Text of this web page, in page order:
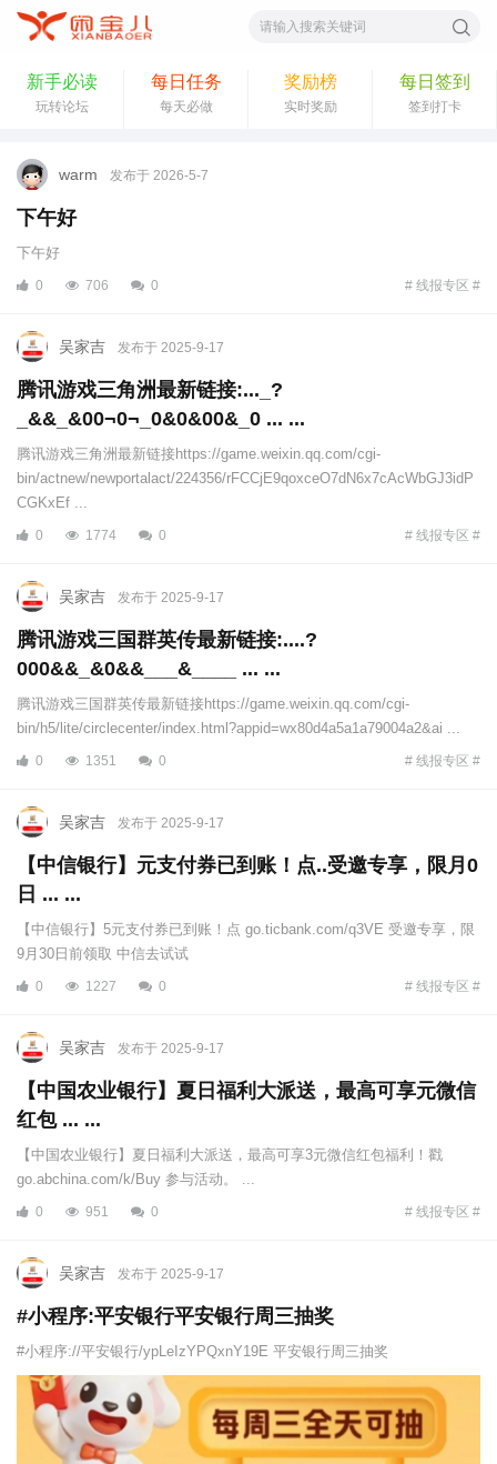
新手必读
玩转论坛
每日任务
每天必做
奖励榜
实时奖励
每日签到
签到打卡
warm 发布于 2026-5-7
下午好
下午好
0 706 0 # 线报专区 #
吴家吉 发布于 2025-9-17
腾讯游戏三角洲最新链接:..._?
_&&_&00¬0¬_0&0&00&_0 ... ...
腾讯游戏三角洲最新链接https://game.weixin.qq.com/cgi-
bin/actnew/newportalact/224356/rFCCjE9qoxceO7dN6x7cAcWbGJ3idP
CGKxEf ...
0 1774 0 # 线报专区 #
吴家吉 发布于 2025-9-17
腾讯游戏三国群英传最新链接:....?
000&&_&0&&___&____ ... ...
腾讯游戏三国群英传最新链接https://game.weixin.qq.com/cgi-
bin/h5/lite/circlecenter/index.html?appid=wx80d4a5a1a79004a2&ai ...
0 1351 0 # 线报专区 #
吴家吉 发布于 2025-9-17
【中信银行】元支付券已到账！点..受邀专享，限月0
日 ... ...
【中信银行】5元支付券已到账！点 go.ticbank.com/q3VE 受邀专享，限
9月30日前领取 中信去试试
0 1227 0 # 线报专区 #
吴家吉 发布于 2025-9-17
【中国农业银行】夏日福利大派送，最高可享元微信
红包 ... ...
【中国农业银行】夏日福利大派送，最高可享3元微信红包福利！戳
go.abchina.com/k/Buy 参与活动。 ...
0 951 0 # 线报专区 #
吴家吉 发布于 2025-9-17
#小程序:平安银行平安银行周三抽奖
#小程序://平安银行/ypLeIzYPQxnY19E 平安银行周三抽奖